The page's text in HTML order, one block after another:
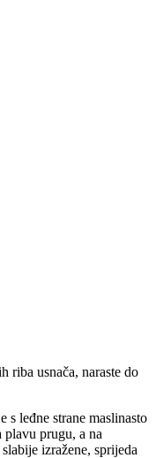
riba usnača, naraste do
leđne strane maslinasto
plavu prugu, a na
izražene, sprijeda